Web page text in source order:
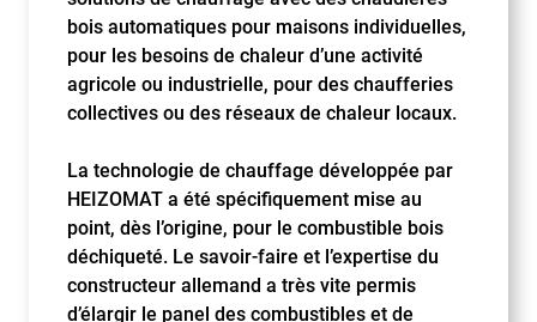
bois automatiques pour maisons individuelles,
pour les besoins de chaleur d’une activité
agricole ou industrielle, pour des chaufferies
collectives ou des réseaux de chaleur locaux.
La technologie de chauffage développée par
HEIZOMAT a été spécifiquement mise au
point, dès l’origine, pour le combustible bois
déchiqueté. Le savoir-faire et l’expertise du
constructeur allemand a très vite permis
d’élargir le panel des combustibles et de